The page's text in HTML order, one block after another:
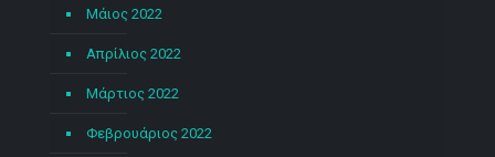
Μάιος 2022
Απρίλιος 2022
Μάρτιος 2022
Φεβρουάριος 2022